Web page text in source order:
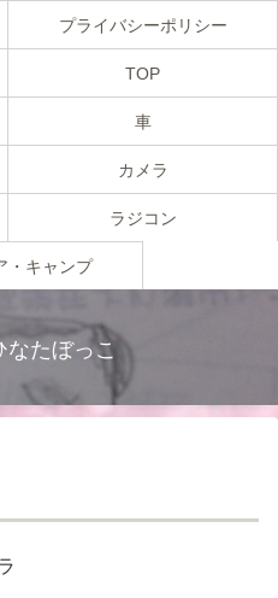
なたぼっこ
プライバシーポリシー
TOP
車
カメラ
ラジコン
・キャンプ